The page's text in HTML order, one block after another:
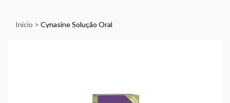
Início Cynasine Solução Oral